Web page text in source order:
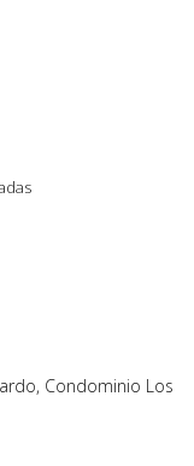
Condominio Los